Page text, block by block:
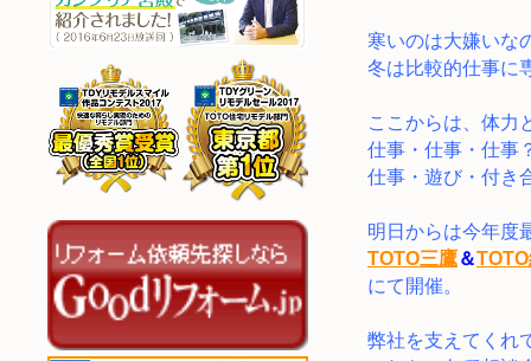
寒いのは大嫌いな
冬は比較的仕事に
ここからは、体力
仕事・仕事・仕事
仕事・遊び・付き
明日からは今年度
TOTO三鷹＆
にて開催。
弊社を支えてくれ